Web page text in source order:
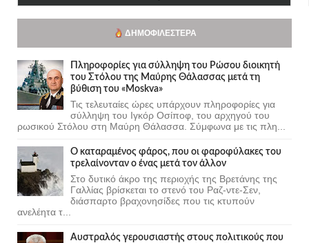
ΔΗΜΟΦΙΛΈΣΤΕΡΑ
Πληροφορίες για σύλληψη του Ρώσου διοικητή
του Στόλου της Mαύρης Θάλασσας μετά τη
βύθιση του «Moskva»
Τις τελευταίες ώρες υπάρχουν πληροφορίες για
σύλληψη του Ιγκόρ Οσίποφ, του αρχηγού του
ρωσικού Στόλου στη Μαύρη Θάλασσα. Σύμφωνα με τις πλη...
Ο καταραμένος φάρος, που οι φαροφύλακες του
τρελαίνονταν ο ένας μετά τον άλλον
Στο δυτικό άκρο της περιοχής της Βρετάνης της
Γαλλίας βρίσκεται το στενό του Ραζ-ντε-Σεν,
διάσπαρτο βραχονησίδες που τις κτυπούν
ανελέητα τ...
Αυστραλός γερουσιαστής στους πολιτικούς που